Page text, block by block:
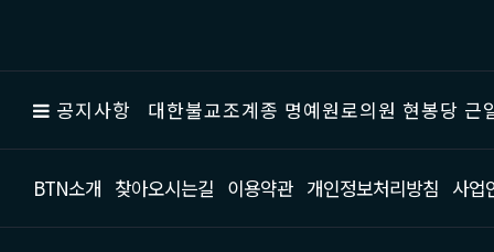
공지사항 대한불교조계종 명예원로의원 현봉당
BTN소개 찾아오시는길 이용약관 개인정보처리방침 사업